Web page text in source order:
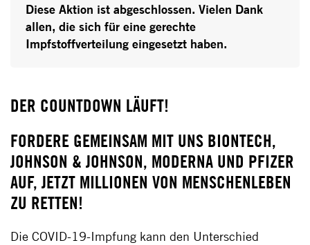
Diese Aktion ist abgeschlossen.Vielen Dank
allen, die sich für eine gerechte
Impfstoffverteilung eingesetzt haben.
DER COUNTDOWN LÄUFT!
FORDERE GEMEINSAM MIT UNS BIONTECH,
JOHNSON & JOHNSON, MODERNA UND PFIZER
AUF, JETZT MILLIONEN VON MENSCHENLEBEN
ZU RETTEN!
Die COVID-19-Impfung kann den Unterschied